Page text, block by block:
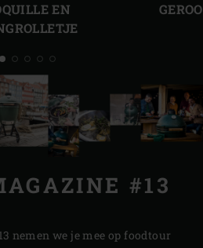
EN
#13
nemen we je mee op foodtour